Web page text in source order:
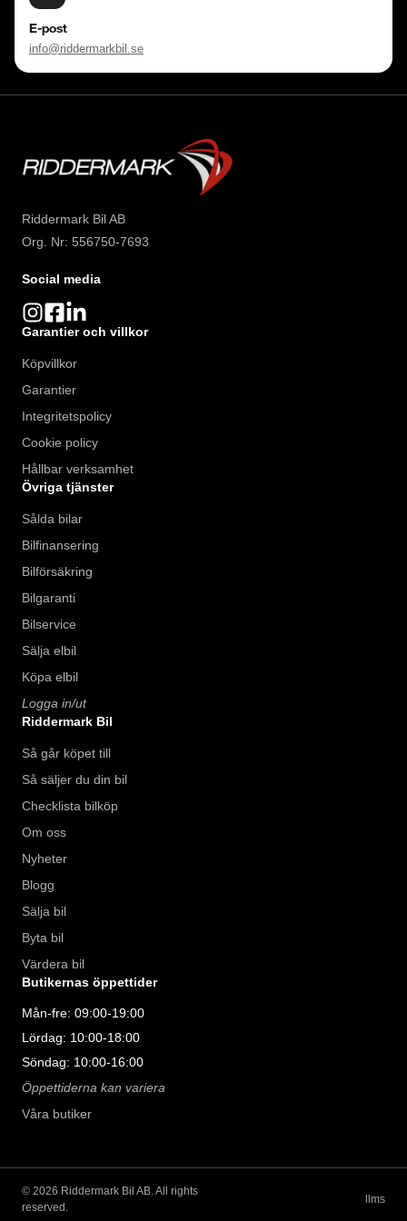
E-post
info@riddermarkbil.se
Riddermark Bil AB
Org. Nr: 556750-7693
Social media
Garantier och villkor
Köpvillkor
Garantier
Integritetspolicy
Cookie policy
Hållbar verksamhet
Övriga tjänster
Sålda bilar
Bilfinansering
Bilförsäkring
Bilgaranti
Bilservice
Sälja elbil
Köpa elbil
Logga in/ut
Riddermark Bil
Så går köpet till
Så säljer du din bil
Checklista bilköp
Om oss
Nyheter
Blogg
Sälja bil
Byta bil
Värdera bil
Butikernas öppettider
Mån-fre: 09:00-19:00
Lördag: 10:00-18:00
Söndag: 10:00-16:00
Öppettiderna kan variera
Våra butiker
© 2026 Riddermark Bil AB. All rights
reserved.
llms